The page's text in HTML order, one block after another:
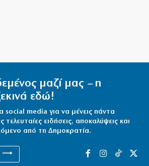
Εκατοντάδες συλλήψεις για
φιέστα… φυγής στην Κρήτη
από 17χρονο
μαζί μας – η
εδώ!
social media για να μένεις πάντα
τελευταίες ειδήσεις, αποκαλύψεις και
από τη Δημοκρατία.
⟶